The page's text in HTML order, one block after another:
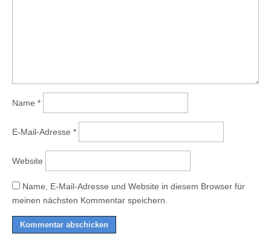
Name *
E-Mail-Adresse *
Website
Name, E-Mail-Adresse und Website in diesem Browser für
meinen nächsten Kommentar speichern.